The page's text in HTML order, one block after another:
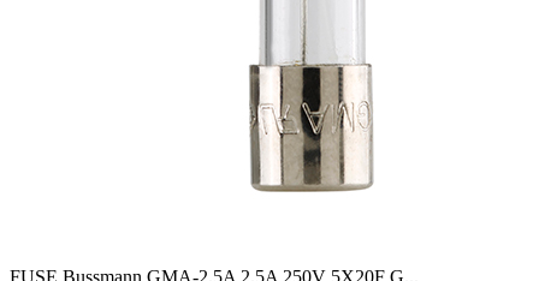
FUSE Bussmann GMA-2.5A 2.5A 250V 5X20F G...